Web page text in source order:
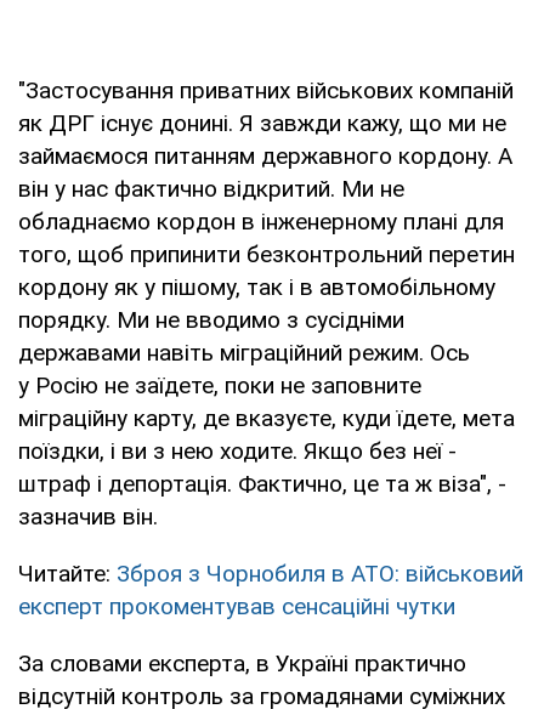
"Застосування приватних військових компаній
як ДРГ існує донині. Я завжди кажу, що ми не
займаємося питанням державного кордону. А
він у нас фактично відкритий. Ми не
обладнаємо кордон в інженерному плані для
того, щоб припинити безконтрольний перетин
кордону як у пішому, так і в автомобільному
порядку. Ми не вводимо з сусідніми
державами навіть міграційний режим. Ось
у Росію не заїдете, поки не заповните
міграційну карту, де вказуєте, куди їдете, мета
поїздки, і ви з нею ходите. Якщо без неї -
штраф і депортація. Фактично, це та ж віза", -
зазначив він.
Читайте: Зброя з Чорнобиля в АТО: військовий
експерт прокоментував сенсаційні чутки
За словами експерта, в Україні практично
відсутній контроль за громадянами суміжних